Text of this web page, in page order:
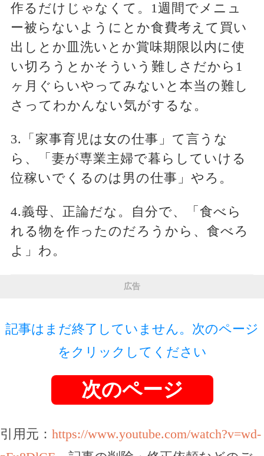
作るだけじゃなくて。1週間でメニュ
ー被らないようにとか食費考えて買い
出しとか皿洗いとか賞味期限以内に使
い切ろうとかそういう難しさだから1
ヶ月ぐらいやってみないと本当の難し
さってわかんない気がするな。
3.「家事育児は女の仕事」て言うな
ら、「妻が専業主婦で暮らしていける
位稼いでくるのは男の仕事」やろ。
4.義母、正論だな。自分で、「食べら
れる物を作ったのだろうから、食べろ
よ」わ。
広告
記事はまだ終了していません。次のページ
をクリックしてください
次のページ
引用元： https://www.youtube.com/watch?v=wd-